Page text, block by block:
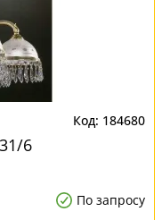
184680
6
По запросу